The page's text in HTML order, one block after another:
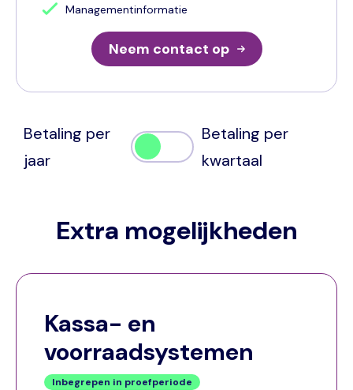
Managementinformatie
Neem contact op
Betaling per
jaar
Betaling per
kwartaal
Extra mogelijkheden
Kassa- en
voorraadsystemen
Inbegrepen in proefperiode